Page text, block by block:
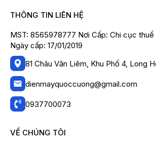
THÔNG TIN LIÊN HỆ
MST: 8565978777 Nơi Cấp: Chi cục thuế
Ngày cấp: 17/01/2019
81 Châu Văn Liêm, Khu Phố 4, Long
dienmayquoccuong@gmail.com
0937700073
VỀ CHÚNG TÔI